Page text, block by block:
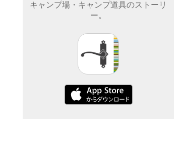
キャンプ場・キャンプ道具のストーリ
ー。